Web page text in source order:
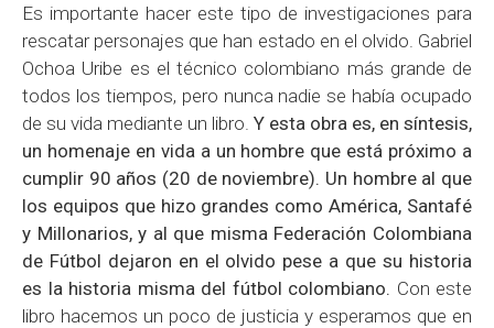
Es importante hacer este tipo de investigaciones para
rescatar personajes que han estado en el olvido. Gabriel
Ochoa Uribe es el técnico colombiano más grande de
todos los tiempos, pero nunca nadie se había ocupado
de su vida mediante un libro. Y esta obra es, en síntesis,
un homenaje en vida a un hombre que está próximo a
cumplir 90 años (20 de noviembre). Un hombre al que
los equipos que hizo grandes como América, Santafé
y Millonarios, y al que misma Federación Colombiana
de Fútbol dejaron en el olvido pese a que su historia
es la historia misma del fútbol colombiano. Con este
libro hacemos un poco de justicia y esperamos que en